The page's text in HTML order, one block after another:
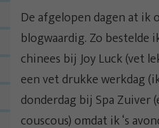
De afgelopen dagen at ik
blogwaardig. Zo bestelde
chinees bij Joy Luck (vet
een vet drukke werkdag
donderdag bij Spa Zuiver
couscous) omdat ik ‘s